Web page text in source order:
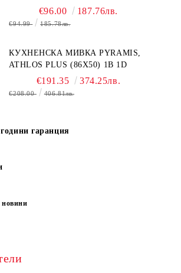
€96.00 187.76лв.
€94.99 185.78лв.
КУХНЕНСКА МИВКА PYRAMIS,
ATHLOS PLUS (86X50) 1B 1D
€191.35 374.25лв.
€208.00 406.81лв.
гаранция
новини